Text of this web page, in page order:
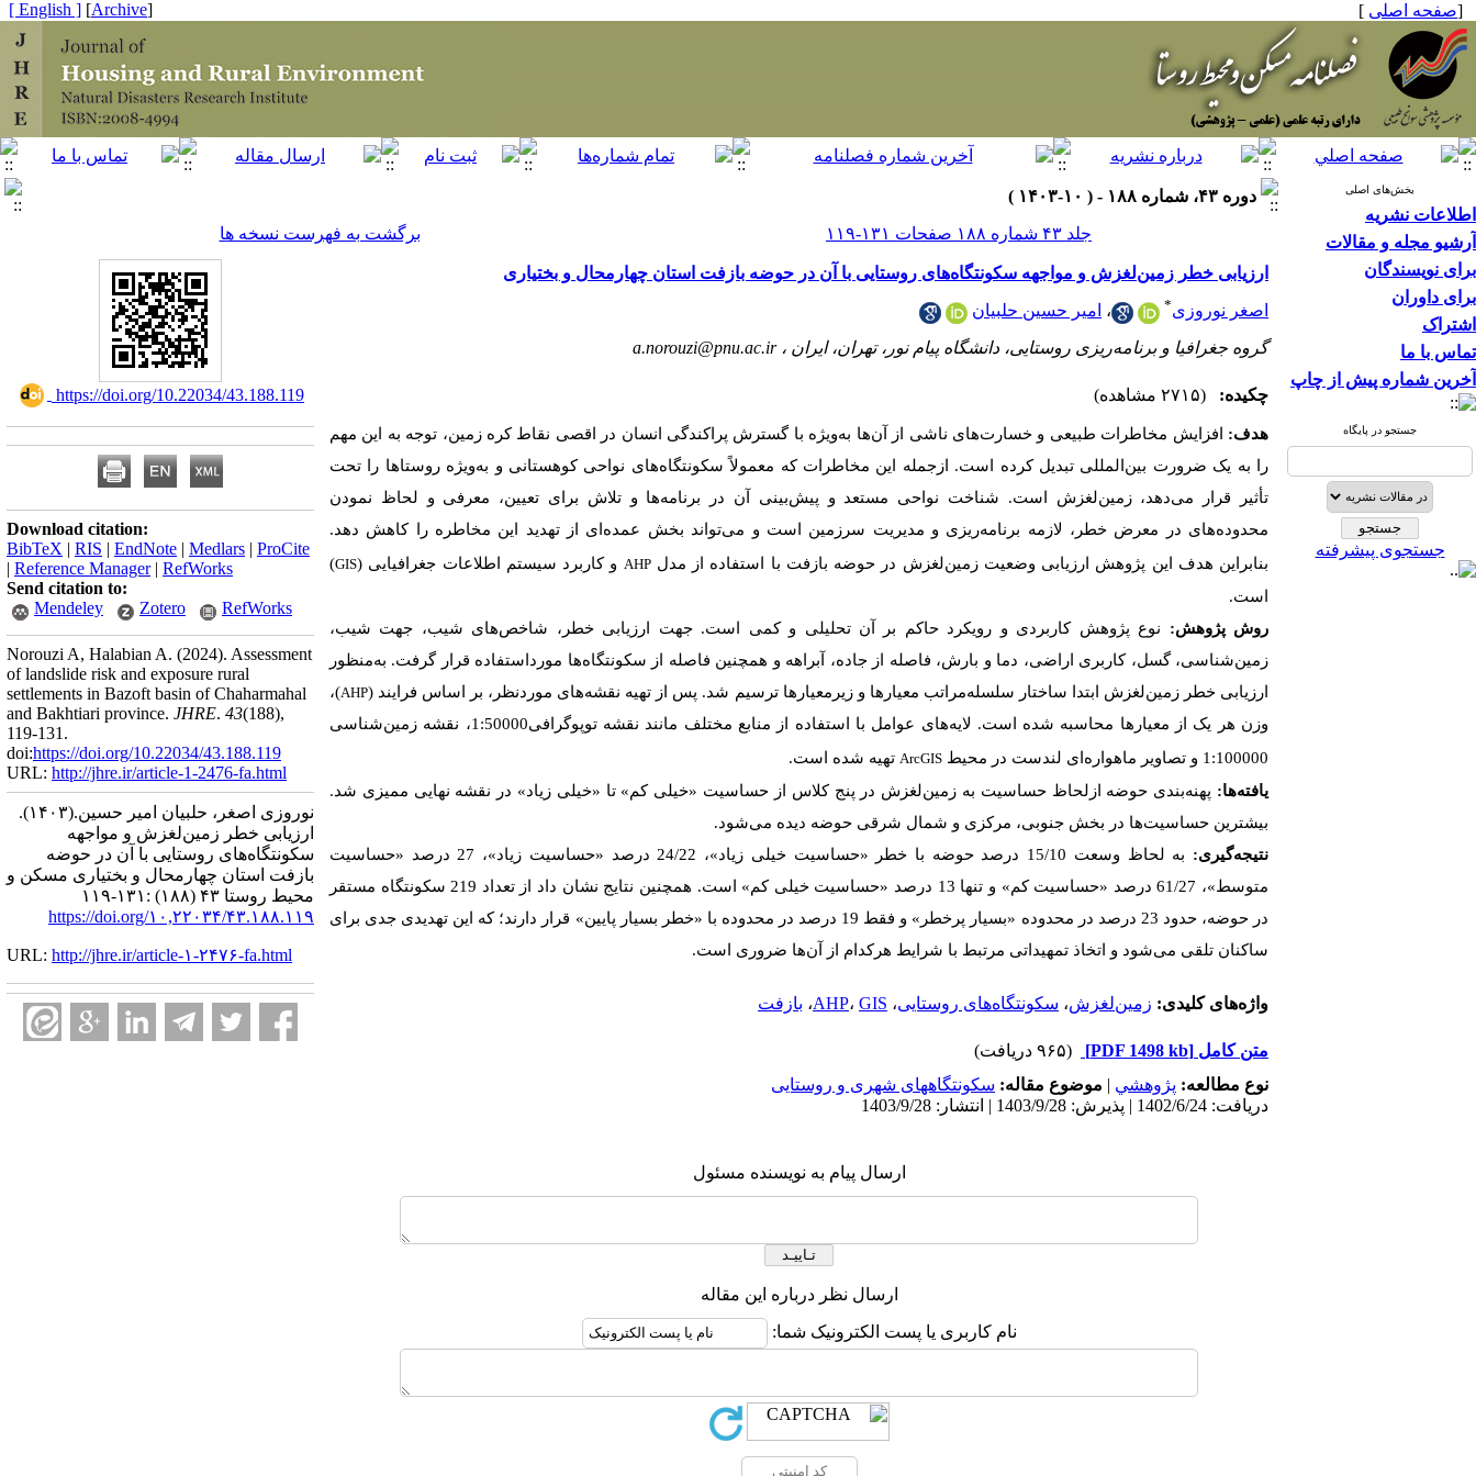
[صفحه اصلی ]
[
Archive
]
[ English ]
بخش‌های اصلی
اطلاعات نشریه
آرشیو مجله و مقالات
برای نویسندگان
برای داوران
اشتراک
تماس با ما
آخرین شماره پیش از چاپ
جستجو در پایگاه
جستجوی پیشرفته
دوره ۴۳، شماره ۱۸۸ - ( ۱۰-۱۴۰۳ )
جلد ۴۳ شماره ۱۸۸ صفحات ۱۳۱-۱۱۹
برگشت به فهرست نسخه ها
ارزیابی خطر زمین‌لغزش و مواجهه سکونتگاه‌های روستایی با آن در حوضه بازفت استان چهارمحال و بختیاری
اصغر نوروزی* ، امیر حسین حلبیان
گروه جغرافیا و برنامه‌ریزی روستایی، دانشگاه پیام نور، تهران، ایران ،a.norouzi@pnu.ac.ir
چکیده: (۲۷۱۵ مشاهده)
هدف: افزایش مخاطرات طبیعی و خسارت‌های ناشی از آن‌ها به‌ویژه با گسترش پراکندگی انسان در اقصی نقاط کره زمین، توجه به این مهم
را به یک ضرورت بین‌المللی تبدیل کرده است. ازجمله این مخاطرات که معمولاً سکونتگاه‌های نواحی کوهستانی و به‌ویژه روستاها را تحت
تأثیر قرار می‌دهد، زمین‌لغزش است. شناخت نواحی مستعد و پیش‌بینی آن در برنامه‌ها و تلاش برای تعیین، معرفی و لحاظ نمودن
محدوده‌های در معرض خطر، لازمه برنامه‌ریزی و مدیریت سرزمین است و می‌تواند بخش عمده‌ای از تهدید این مخاطره را کاهش دهد.
بنابراین هدف این پژوهش ارزیابی وضعیت زمین‌لغزش در حوضه بازفت با استفاده از مدلAHP و کاربرد سیستم اطلاعات جغرافیایی (GIS
)
است.
روش پژوهش: نوع پژوهش کاربردی و رویکرد حاکم بر آن تحلیلی و کمی است. جهت ارزیابی خطر، شاخص‌های شیب، جهت شیب،
زمین‌شناسی، گسل، کاربری اراضی، دما و بارش، فاصله از جاده، آبراهه و همچنین فاصله از سکونتگاه‌ها مورداستفاده قرار گرفت. به‌منظور
ارزیابی خطر زمین‌لغزش ابتدا ساختار سلسله‌مراتب معیارها و زیرمعیارها ترسیم شد. پس از تهیه نقشه‌های موردنظر، بر اساس فرایند (AHP)،
وزن هر یک از معیارها محاسبه شده است. لایه‌های عوامل با استفاده از منابع مختلف مانند نقشه توپوگرافی1:50000، نقشه زمین‌شناسی
1:100000 و
تصاویر ماهواره‌ای لندست در محیط ArcGIS تهیه شده است.
یافته‌ها: پهنه‌بندی حوضه ازلحاظ حساسیت به زمین‌لغزش در پنج کلاس از حساسیت «خیلی کم» تا «خیلی زیاد» در نقشه نهایی ممیزی شد.
بیشترین حساسیت‌ها در بخش جنوبی، مرکزی و شمال شرقی حوضه دیده می‌شود.
نتیجه‌گیری:
به لحاظ وسعت 15/10 درصد حوضه با خطر «حساسیت خیلی زیاد»، 24/22 درصد «حساسیت زیاد»، 27 درصد «حساسیت
متوسط»، 61/27 درصد «حساسیت کم» و تنها 13 درصد «حساسیت خیلی کم» است. همچنین نتایج نشان داد از تعداد 219 سکونتگاه مستقر
در حوضه، حدود 23 درصد در محدوده «بسیار پرخطر» و فقط 19 درصد در محدوده با «خطر بسیار پایین» قرار دارند؛ که این تهدیدی جدی برای
ساکنان تلقی می‌شود و اتخاذ تمهیداتی مرتبط با شرایط هرکدام از آن‌ها ضروری است.
واژه‌های کلیدی: زمین‌لغزش، سکونتگاه‌های روستایی، AHP، GIS ، بازفت
متن کامل [PDF 1498 kb]
(۹۶۵ دریافت)
نوع مطالعه: پژوهشي | موضوع مقاله: سکونتگاههای شهری و روستایی
دریافت: 1402/6/24 | پذیرش: 1403/9/28 | انتشار: 1403/9/28
ارسال پیام به نویسنده مسئول
ارسال نظر درباره این مقاله
نام کاربری یا پست الکترونیک شما:
‎ https://doi.org/10.22034/43.188.119
Download citation:
BibTeX | RIS | EndNote | Medlars | ProCite
| Reference Manager| RefWorks
Send citation to:
Mendeley
Zotero RefWorks
Norouzi A, Halabian A. (2024). Assessment
of landslide risk and exposure rural
settlements in Bazoft basin of Chaharmahal
and Bakhtiari province. JHRE. 43(188),
119-131.
doi:https://doi.org/10.22034/43.188.119
URL: http://jhre.ir/article-1-2476-fa.html
نوروزی اصغر، حلبیان امیر حسین.(۱۴۰۳).
ارزیابی خطر زمین‌لغزش و مواجهه
سکونتگاه‌های روستایی با آن در حوضه
بازفت استان چهارمحال و بختیاری مسکن و
محیط روستا ۴۳ (۱۸۸) :۱۳۱-۱۱۹
https://doi.org/۱۰,۲۲۰۳۴/۴۳.۱۸۸.۱۱۹
URL: http://jhre.ir/article-۱-۲۴۷۶-fa.html